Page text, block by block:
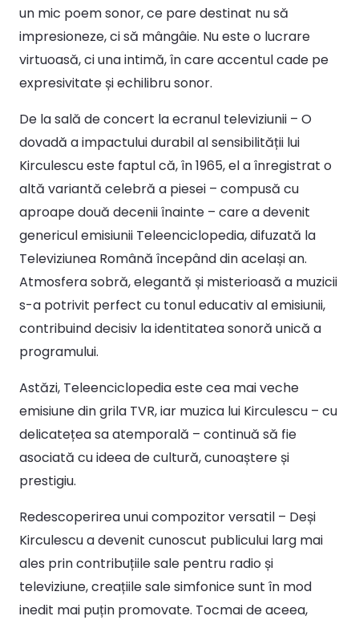
un mic poem sonor, ce pare destinat nu să
impresioneze, ci să mângâie. Nu este o lucrare
virtuoasă, ci una intimă, în care accentul cade pe
expresivitate și echilibru sonor.
De la sală de concert la ecranul televiziunii – O
dovadă a impactului durabil al sensibilității lui
Kirculescu este faptul că, în 1965, el a înregistrat o
altă variantă celebră a piesei – compusă cu
aproape două decenii înainte – care a devenit
genericul emisiunii Teleenciclopedia, difuzată la
Televiziunea Română începând din același an.
Atmosfera sobră, elegantă și misterioasă a muzicii
s-a potrivit perfect cu tonul educativ al emisiunii,
contribuind decisiv la identitatea sonoră unică a
programului.
Astăzi, Teleenciclopedia este cea mai veche
emisiune din grila TVR, iar muzica lui Kirculescu – cu
delicatețea sa atemporală – continuă să fie
asociată cu ideea de cultură, cunoaștere și
prestigiu.
Redescoperirea unui compozitor versatil – Deși
Kirculescu a devenit cunoscut publicului larg mai
ales prin contribuțiile sale pentru radio și
televiziune, creațiile sale simfonice sunt în mod
inedit mai puțin promovate. Tocmai de aceea,